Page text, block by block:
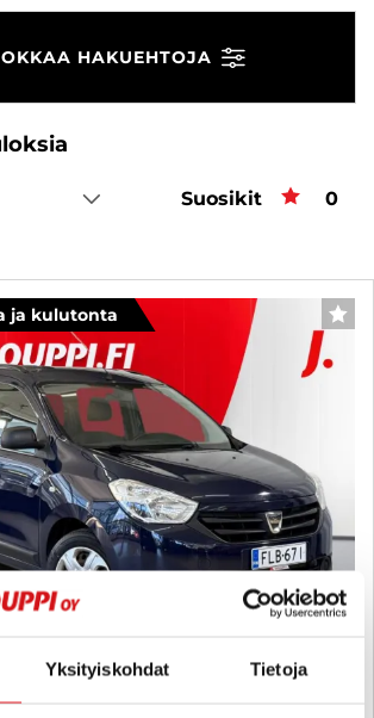
Yksityiskohdat Tietoja
HAKUEHTOJA
Suosikit 0
ja kulutonta